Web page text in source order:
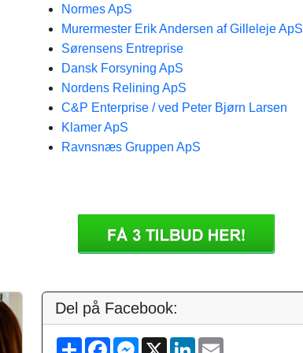
Normes ApS
Murermester Erik Andersen af Gilleleje ApS
Sørensens Entreprise
Dansk Forsyning ApS
Nordens Relining ApS
C&P Enterprise / ved Peter Bjørn Larsen
Klamer ApS
Ravnsnæs Gruppen ApS
Del på Facebook:
S
F
M
X
L
E